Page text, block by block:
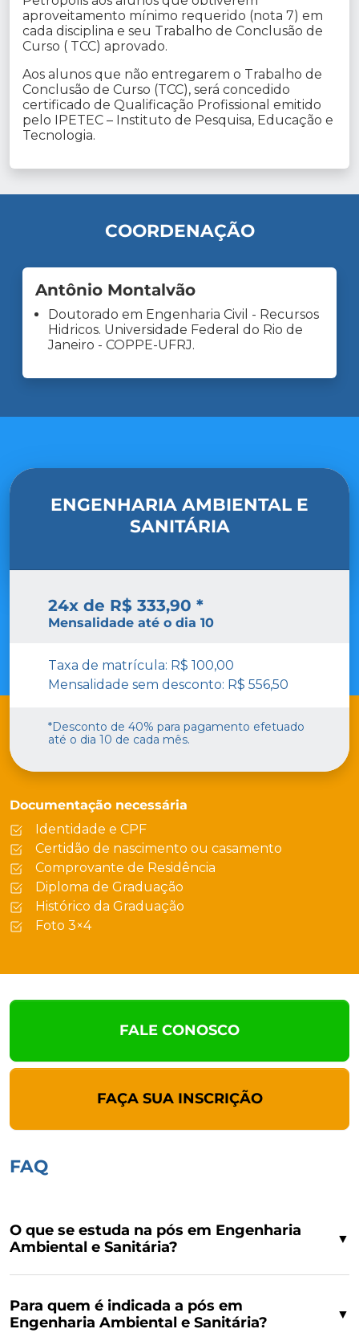
aproveitamento mínimo requerido (nota 7) em
cada disciplina e seu Trabalho de Conclusão de
Curso ( TCC) aprovado.
Aos alunos que não entregarem o Trabalho de
Conclusão de Curso (TCC), será concedido
certificado de Qualificação Profissional emitido
pelo IPETEC – Instituto de Pesquisa, Educação e
Tecnologia.
COORDENAÇÃO
Antônio Montalvão
Doutorado em Engenharia Civil - Recursos
Hidricos. Universidade Federal do Rio de
Janeiro - COPPE-UFRJ.
Documentação necessária
Identidade e CPF
Certidão de nascimento ou casamento
Comprovante de Residência
Diploma de Graduação
Histórico da Graduação
Foto 3×4
ENGENHARIA AMBIENTAL E
SANITÁRIA
24x de R$ 333,90 *
Mensalidade até o dia 10
Taxa de matrícula: R$ 100,00
Mensalidade sem desconto: R$ 556,50
*Desconto de 40% para pagamento efetuado
até o dia 10 de cada mês.
FALE CONOSCO
FAÇA SUA INSCRIÇÃO
FAQ
O que se estuda na pós em Engenharia
Ambiental e Sanitária?
▼
Para quem é indicada a pós em
Engenharia Ambiental e Sanitária?
▼